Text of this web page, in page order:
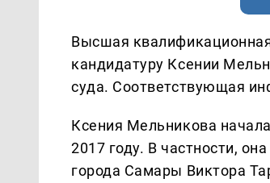
Высшая
кандидатуру Ксении
суда. Соответствующая
Ксения Мельникова
2017 году. В частности,
города Самары Виктора